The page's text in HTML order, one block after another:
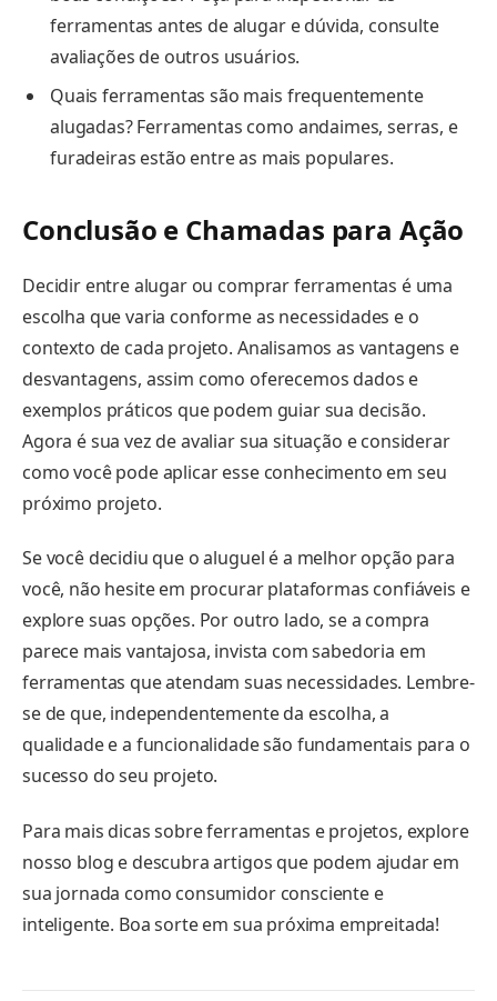
ferramentas antes de alugar e dúvida, consulte
avaliações de outros usuários.
Quais ferramentas são mais frequentemente
alugadas? Ferramentas como andaimes, serras, e
furadeiras estão entre as mais populares.
Conclusão e Chamadas para Ação
Decidir entre alugar ou comprar ferramentas é uma
escolha que varia conforme as necessidades e o
contexto de cada projeto. Analisamos as vantagens e
desvantagens, assim como oferecemos dados e
exemplos práticos que podem guiar sua decisão.
Agora é sua vez de avaliar sua situação e considerar
como você pode aplicar esse conhecimento em seu
próximo projeto.
Se você decidiu que o aluguel é a melhor opção para
você, não hesite em procurar plataformas confiáveis e
explore suas opções. Por outro lado, se a compra
parece mais vantajosa, invista com sabedoria em
ferramentas que atendam suas necessidades. Lembre-
se de que, independentemente da escolha, a
qualidade e a funcionalidade são fundamentais para o
sucesso do seu projeto.
Para mais dicas sobre ferramentas e projetos, explore
nosso blog e descubra artigos que podem ajudar em
sua jornada como consumidor consciente e
inteligente. Boa sorte em sua próxima empreitada!